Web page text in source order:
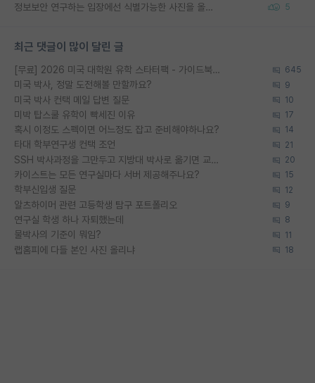
정보보안 연구하는 입장에선 식별가능한 사진을 올리는건 비추이긴함 5
최근 댓글이 많이 달린 글
[무료] 2026 미국 대학원 유학 스타터팩 - 가이드북 & 합격자 컨택메일 템플릿 645
미국 박사, 정말 도전해볼 만할까요? 9
미국 박사 컨택 메일 답변 질문 10
미박 탑스쿨 유학이 빡세진 이유 17
혹시 이정도 스펙이면 어느정도 잡고 준비해야하나요? 14
타대 학부연구생 컨택 조언 21
SSH 박사과정을 그만두고 지방대 박사로 옮기면 교수의 꿈은 끝일까요? 20
카이스트는 모든 연구실마다 서버 제공해주나요? 15
학부신입생 질문 12
알츠하이머 관련 고등학생 탐구 포트폴리오 9
연구실 학생 하나 자퇴했는데 8
물박사의 기준이 뭐임? 11
랩홈피에 다들 본인 사진 올리냐 18